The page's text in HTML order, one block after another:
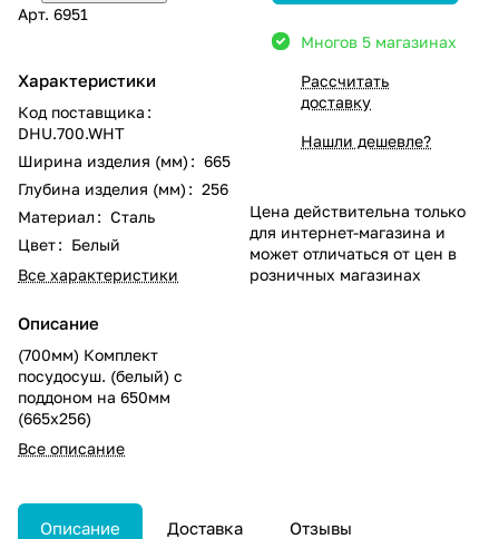
Арт. 6951
Характеристики
Код поставщика :
DHU.700.WHT
Ширина изделия (мм) : 665
Глубина изделия (мм) : 256
Материал : Сталь
Цвет: Белый
Все характеристики
Описание
(700мм) Комплект
посудосуш. (белый) с
поддоном на 650мм
(665х256)
Все описание
Многов 5 магазинах
Рассчитать
доставку
Нашли дешевле?
Цена действительна только
для интернет-магазина и
может отличаться от цен в
розничных магазинах
Описание Доставка Отзывы